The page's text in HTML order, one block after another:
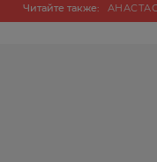
Читайте также: